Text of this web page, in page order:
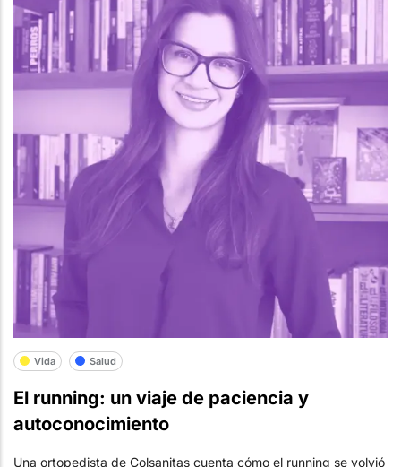
Vida Salud
El running: un viaje de paciencia y
autoconocimiento
Una ortopedista de Colsanitas cuenta cómo el running se volvió